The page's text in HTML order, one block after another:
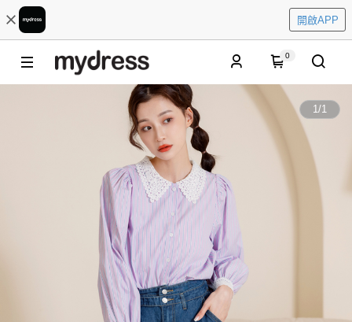
開啟APP
0
1/1